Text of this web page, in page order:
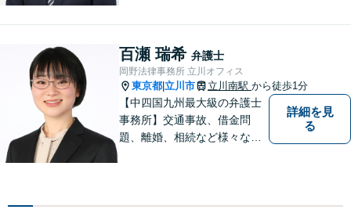
い！
百瀬 瑞希 弁護士
岡野法律事務所 立川オフィス
東京都 立川市 立川南駅 から徒歩1分
【中四国九州最大級の弁護士
事務所】交通事故、借金問
題、離婚、相続など様々な問
い！
詳細を見
る